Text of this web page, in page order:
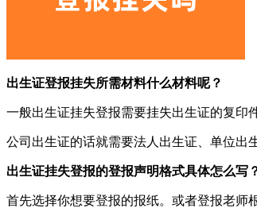
出生证登报挂失所需材料什么材料呢？
一般出生证挂失登报需要挂失出生证的复印
公司出生证的话就需要法人出生证、单位出
出生证挂失登报的登报声明格式具体怎么写
首先选择你想要登报的报纸。或者登报老师